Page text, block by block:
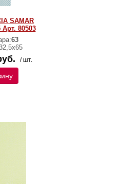
SAMAR
Арт. 80503
63
/ шт.